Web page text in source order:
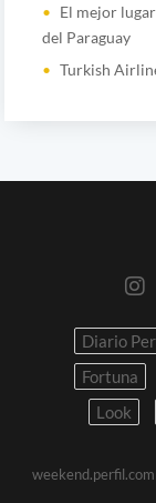
El mejor
del Paraguay
Turkish
Diario
Fortuna
Look